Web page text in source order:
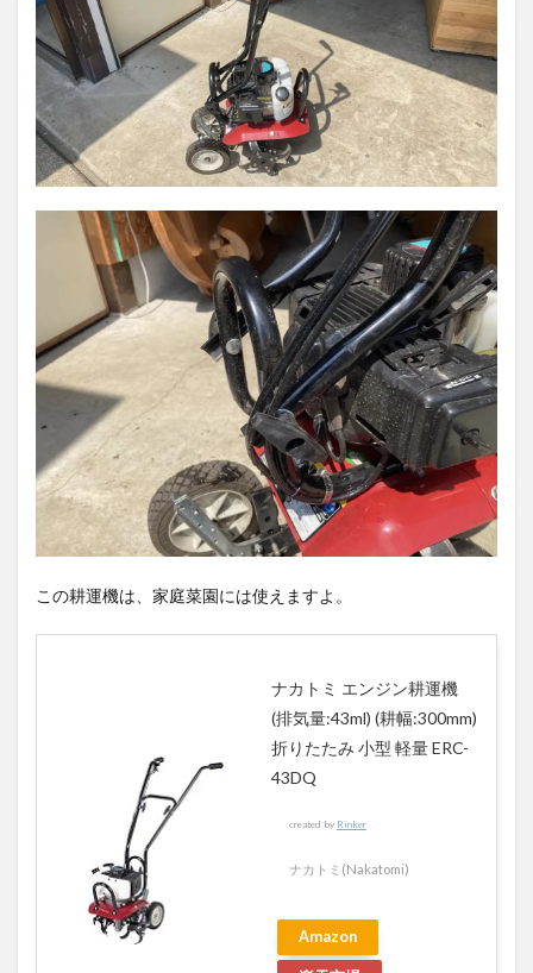
この耕運機は、家庭菜園には使えますよ。
ナカトミ エンジン耕運機
(排気量:43ml) (耕幅:300mm)
折りたたみ 小型 軽量 ERC-
43DQ
created by Rinker
ナカトミ(Nakatomi)
Amazon